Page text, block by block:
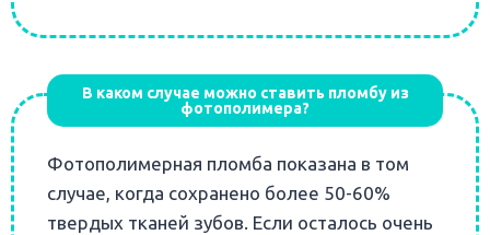
В каком случае можно ставить пломбу из
фотополимера?
Фотополимерная пломба показана в том
случае, когда сохранено более 50-60%
твердых тканей зубов. Если осталось очень